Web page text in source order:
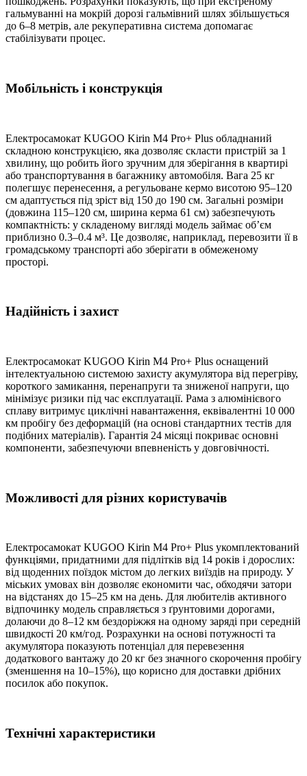
гальмуванні на мокрій дорозі гальмівний шлях збільшується
до 6–8 метрів, але рекуперативна система допомагає
стабілізувати процес.
Мобільність і конструкція
Електросамокат KUGOO Kirin M4 Pro+ Plus обладнаний
складною конструкцією, яка дозволяє скласти пристрій за 1
хвилину, що робить його зручним для зберігання в квартирі
або транспортування в багажнику автомобіля. Вага 25 кг
полегшує перенесення, а регульоване кермо висотою 95–120
см адаптується під зріст від 150 до 190 см. Загальні розміри
(довжина 115–120 см, ширина керма 61 см) забезпечують
компактність: у складеному вигляді модель займає об’єм
приблизно 0.3–0.4 м³. Це дозволяє, наприклад, перевозити її в
громадському транспорті або зберігати в обмеженому
просторі.
Надійність і захист
Електросамокат KUGOO Kirin M4 Pro+ Plus оснащений
інтелектуальною системою захисту акумулятора від перегріву,
короткого замикання, перенапруги та зниженої напруги, що
мінімізує ризики під час експлуатації. Рама з алюмінієвого
сплаву витримує циклічні навантаження, еквівалентні 10 000
км пробігу без деформацій (на основі стандартних тестів для
подібних матеріалів). Гарантія 24 місяці покриває основні
компоненти, забезпечуючи впевненість у довговічності.
Можливості для різних користувачів
Електросамокат KUGOO Kirin M4 Pro+ Plus укомплектований
функціями, придатними для підлітків від 14 років і дорослих:
від щоденних поїздок містом до легких виїздів на природу. У
міських умовах він дозволяє економити час, обходячи затори
на відстанях до 15–25 км на день. Для любителів активного
відпочинку модель справляється з ґрунтовими дорогами,
долаючи до 8–12 км бездоріжжя на одному заряді при середній
швидкості 20 км/год. Розрахунки на основі потужності та
акумулятора показують потенціал для перевезення
додаткового вантажу до 20 кг без значного скорочення пробігу
(зменшення на 10–15%), що корисно для доставки дрібних
посилок або покупок.
Технічні характеристики